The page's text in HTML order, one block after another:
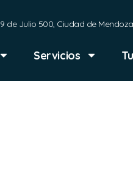
9 de Julio 500, Ciudad de Mendoza
Servicios